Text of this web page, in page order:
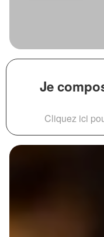
Je
Cliquez ici